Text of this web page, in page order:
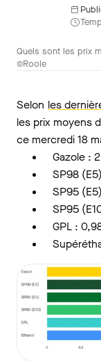
Quels sont les prix
©Roole
Selon les
les prix moyens
ce mercredi 18
Gazole :
SP98
SP95
SP95
GPL :